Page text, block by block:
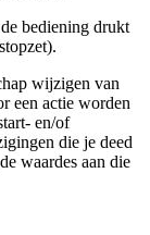
bediening drukt
wijzigen van
een actie worden
en/of
die je deed
waardes aan die